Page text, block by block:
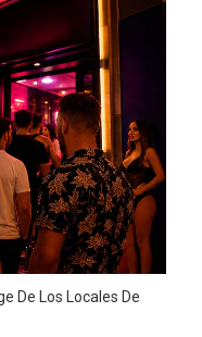
De Los Locales De